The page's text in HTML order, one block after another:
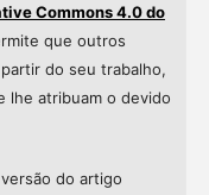
Commons 4.0 do
que outros
do seu trabalho,
lhe atribuam o devido
do artigo